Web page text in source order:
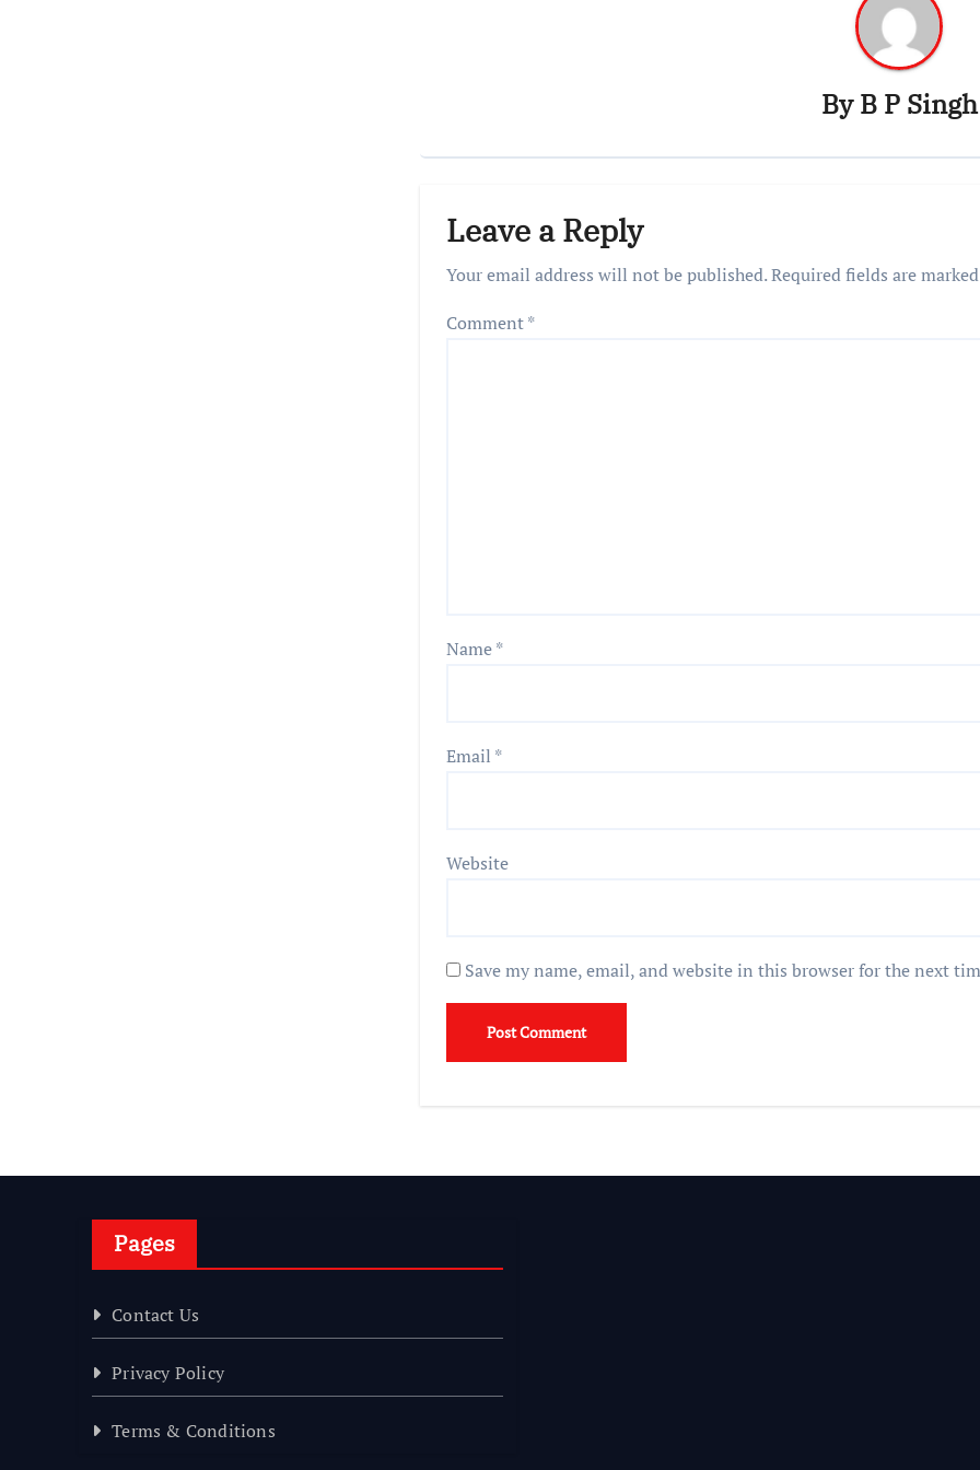
ByB P Singh
Leave a Reply
Your email address will not be published.Required fields are
Comment*
Name*
Email *
Website
Save my name, email, and website in this browser for the next
Pages
Contact Us
Privacy Policy
Terms & Conditions